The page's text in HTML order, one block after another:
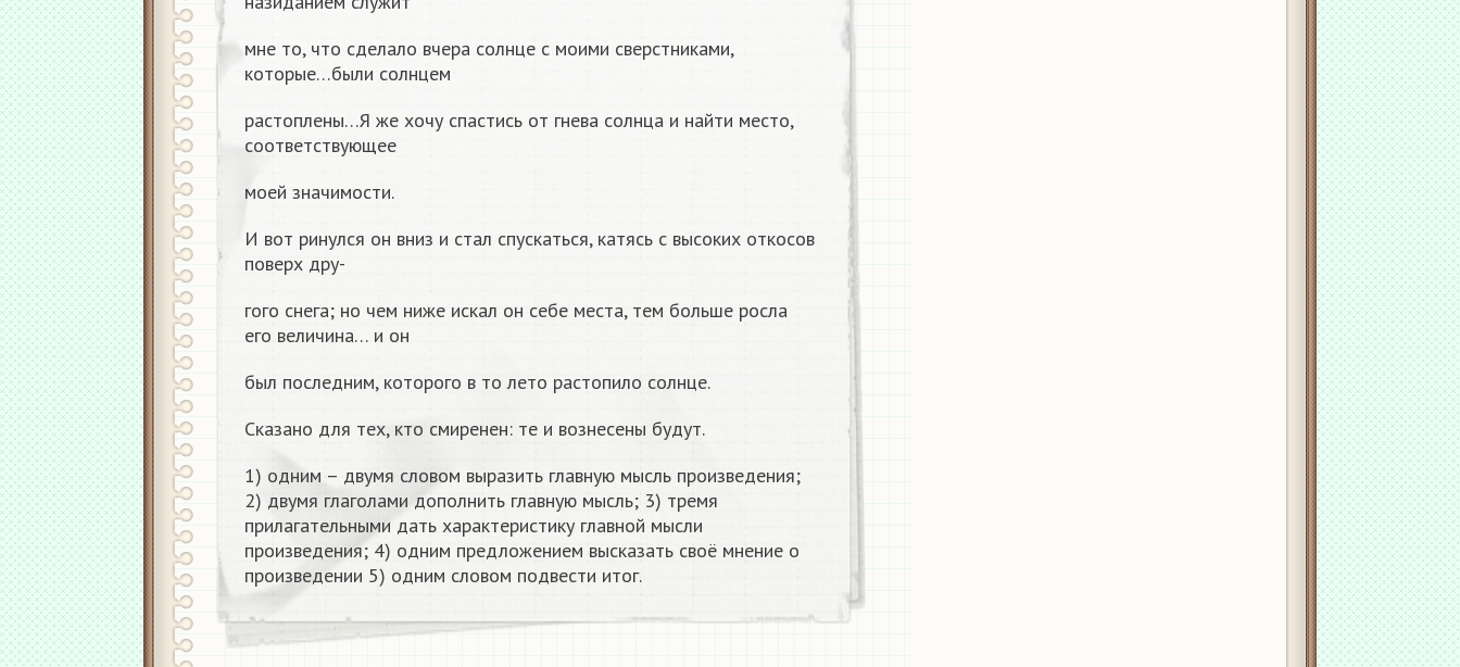
мне то, что сделало вчера солнце с моими сверстниками,
которые…были солнцем
растоплены…Я же хочу спастись от гнева солнца и найти место,
соответствующее
моей значимости.
И вот ринулся он вниз и стал спускаться, катясь с высоких откосов
поверх дру-
гого снега; но чем ниже искал он себе места, тем больше росла
его величина… и он
был последним, которого в то лето растопило солнце.
Сказано для тех, кто смиренен: те и вознесены будут.
1) одним – двумя словом выразить главную мысль произведения;
2) двумя глаголами дополнить главную мысль; 3) тремя
прилагательными дать характеристику главной мысли
произведения; 4) одним предложением высказать своё мнение о
произведении 5) одним словом подвести итог.